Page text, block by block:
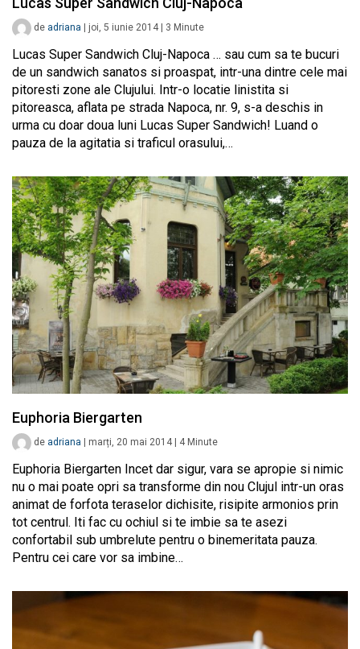
de adriana joi, 5 iunie 2014 3 Minute
Lucas Super Sandwich Cluj-Napoca … sau cum sa te bucuri
de un sandwich sanatos si proaspat, intr-una dintre cele mai
pitoresti zone ale Clujului. Intr-o locatie linistita si
pitoreasca, aflata pe strada Napoca, nr. 9, s-a deschis in
urma cu doar doua luni Lucas Super Sandwich! Luand o
pauza de la agitatia si traficul orasului,…
Euphoria Biergarten
de adriana marți, 20 mai 2014 4 Minute
Euphoria Biergarten Incet dar sigur, vara se apropie si nimic
nu o mai poate opri sa transforme din nou Clujul intr-un oras
animat de forfota teraselor dichisite, risipite armonios prin
tot centrul. Iti fac cu ochiul si te imbie sa te asezi
confortabil sub umbrelute pentru o binemeritata pauza.
Pentru cei care vor sa imbine…